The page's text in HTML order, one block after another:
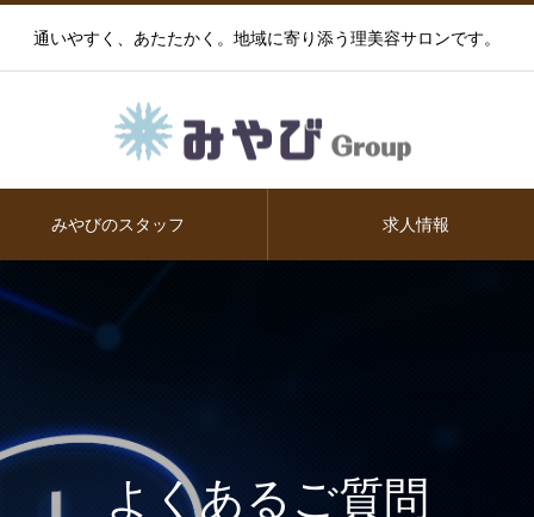
通いやすく、あたたかく。地域に寄り添う理美容サロンです。
みやびのスタッフ 求人情報
よくあるご質問